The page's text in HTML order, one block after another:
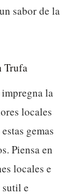
sabor de la
Trufa
la
locales
gemas
Piensa en
locales e
e